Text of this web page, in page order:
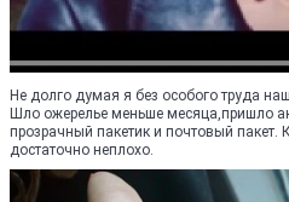
Не долго думая я без особого труда
Шло ожерелье меньше месяца,пришло
прозрачный пакетик и почтовый пакет.
достаточно неплохо.